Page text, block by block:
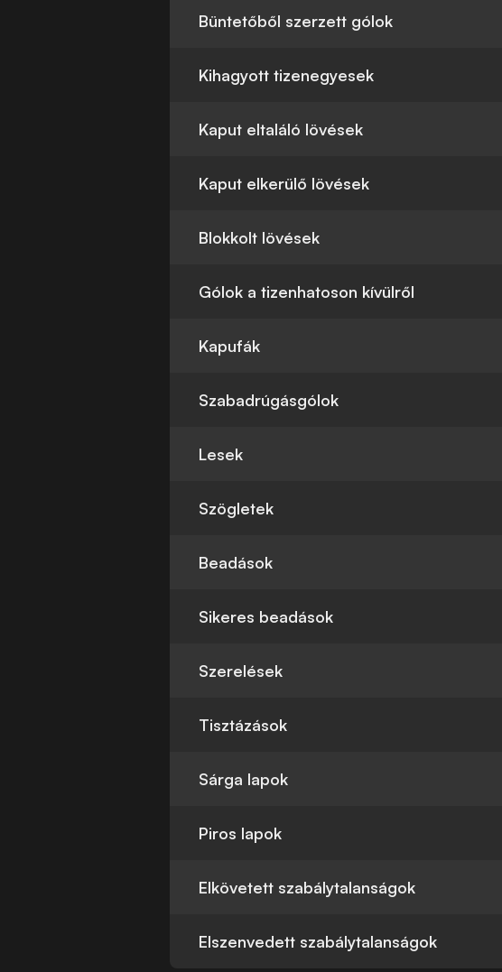
Büntetőből szerzett gólok
Kihagyott tizenegyesek
Kaput eltaláló lövések
Kaput elkerülő lövések
Blokkolt lövések
Gólok a tizenhatoson kívülről
Kapufák
Szabadrúgásgólok
Lesek
Szögletek
Beadások
Sikeres beadások
Szerelések
Tisztázások
Sárga lapok
Piros lapok
Elkövetett szabálytalanságok
Elszenvedett szabálytalanságok